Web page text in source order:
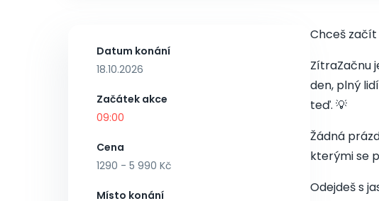
Datum konání
18.10.2026
Začátek akce
09:00
Cena
1290 - 5 990 Kč
Místo konání
Chceš začít
ZítraZačnu
den, plný
teď. 💡
Žádná
kterými se
Odejdeš s